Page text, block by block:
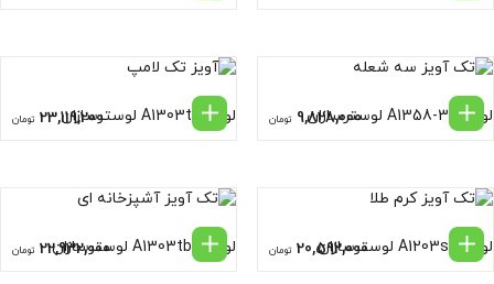
لوستر A1358-3 لوسترسازان 9,828,000 تومان لوستر A1303t لوسترسازان 23,119,200 تومان
لوستر A1203s لوسترسازان 20,592,000 تومان لوستر A1303tb لوسترسازان 22,932,000 تومان